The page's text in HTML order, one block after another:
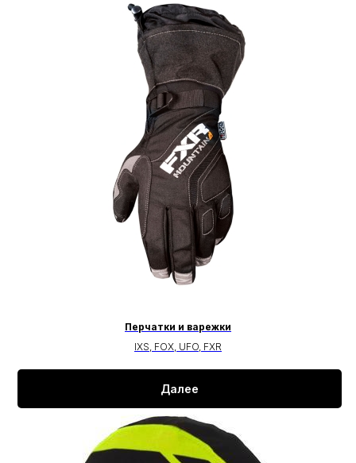
Перчатки и варежки
IXS, FOX, UFO, FXR
Далее